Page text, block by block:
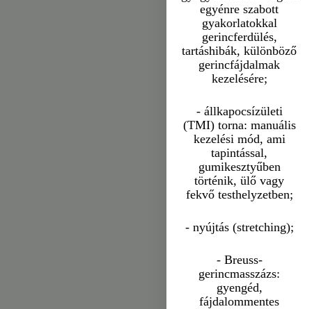
egyénre szabott
gyakorlatokkal
gerincferdülés,
tartáshibák, különböző
gerincfájdalmak
kezelésére;
- állkapocsízületi
(TMI) torna: manuális
kezelési mód, ami
tapintással,
gumikesztyűben
történik, ülő vagy
fekvő testhelyzetben;
- nyújtás (stretching);
- Breuss-
gerincmasszázs:
gyengéd,
fájdalommentes